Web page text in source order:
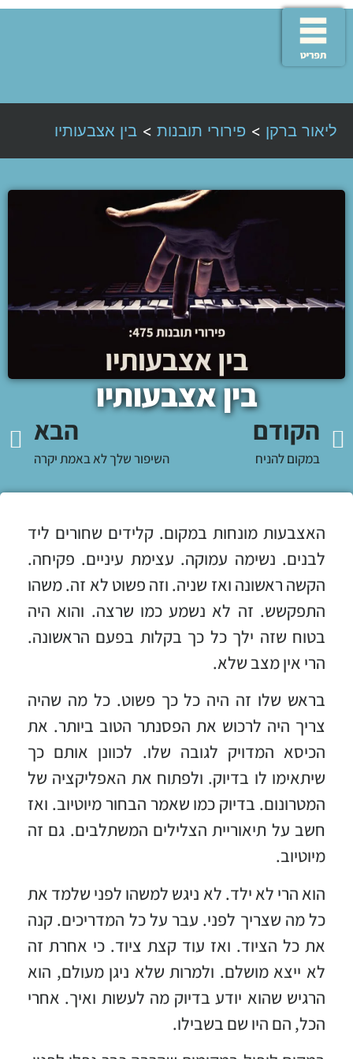
ליאור ברקן > פירורי תובנות > בין אצבעותיו
בין אצבעותיו
הקודם
במקום להניח
הבא
השיפור שלך לא באמת יקרה
האצבעות מונחות במקום. קלידים שחורים ליד
לבנים. נשימה עמוקה. עצימת עיניים. פקיחה.
הקשה ראשונה ואז שניה. וזה פשוט לא זה. משהו
התפקשש. זה לא נשמע כמו שרצה. והוא היה
בטוח שזה ילך כל כך בקלות בפעם הראשונה.
הרי אין מצב שלא.
בראש שלו זה היה כל כך פשוט. כל מה שהיה
צריך היה לרכוש את הפסנתר הטוב ביותר. את
הכיסא המדויק לגובה שלו. לכוונן אותם כך
שיתאימו לו בדיוק. ולפתוח את האפליקציה של
המטרונום. בדיוק כמו שאמר הבחור מיוטיוב. ואז
חשב על תיאוריית הצלילים המשתלבים. גם זה
מיוטיוב.
הוא הרי לא ילד. לא ניגש למשהו לפני שלמד את
כל מה שצריך לפני. עבר על כל המדריכים. קנה
את כל הציוד. ואז עוד קצת ציוד. כי אחרת זה
לא ייצא מושלם. ולמרות שלא ניגן מעולם, הוא
הרגיש שהוא יודע בדיוק מה לעשות ואיך. אחרי
הכל, הם היו שם בשבילו.